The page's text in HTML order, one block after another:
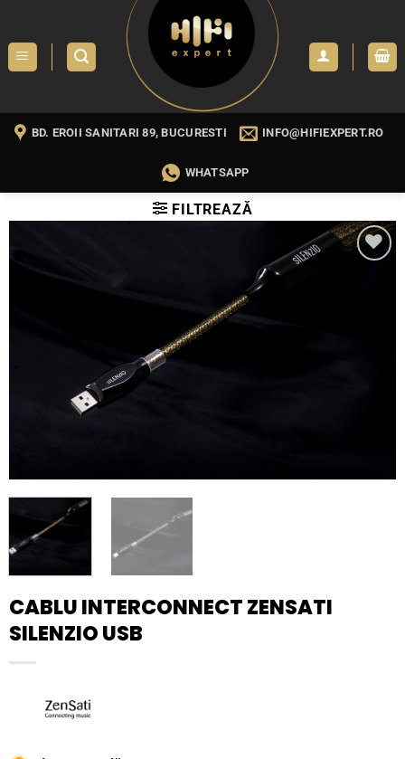
content
BD. EROII SANITARI 89, BUCURESTI INFO@HIFIEXPERT.RO
WHATSAPP
FILTREAZĂ
CABLU INTERCONNECT ZENSATI
SILENZIO USB